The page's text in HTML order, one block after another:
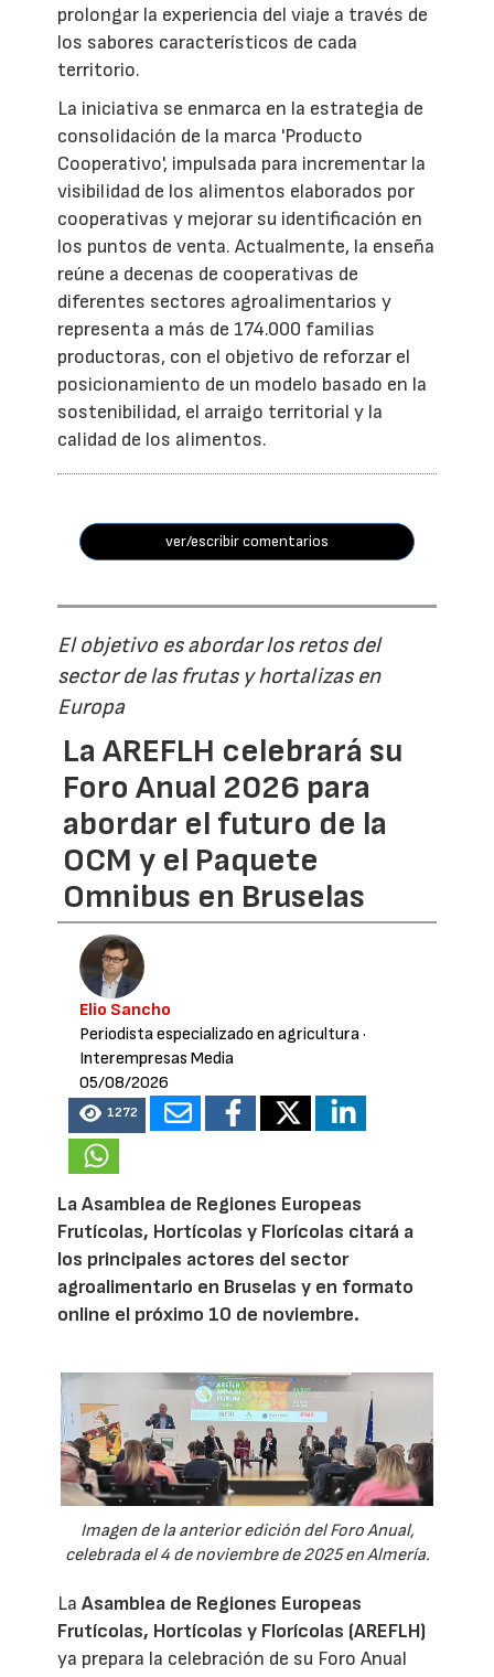
prolongar la experiencia del viaje a través de
los sabores característicos de cada
territorio.
La iniciativa se enmarca en la estrategia de
consolidación de la marca 'Producto
Cooperativo', impulsada para incrementar la
visibilidad de los alimentos elaborados por
cooperativas y mejorar su identificación en
los puntos de venta. Actualmente, la enseña
reúne a decenas de cooperativas de
diferentes sectores agroalimentarios y
representa a más de 174.000 familias
productoras, con el objetivo de reforzar el
posicionamiento de un modelo basado en la
sostenibilidad, el arraigo territorial y la
calidad de los alimentos.
ver/escribir comentarios
El objetivo es abordar los retos del
sector de las frutas y hortalizas en
Europa
La AREFLH celebrará su
Foro Anual 2026 para
abordar el futuro de la
OCM y el Paquete
Omnibus en Bruselas
Elio Sancho
Periodista especializado en agricultura·
Interempresas Media
05/08/2026
1272
La Asamblea de Regiones Europeas
Frutícolas, Hortícolas y Florícolas citará a
los principales actores del sector
agroalimentario en Bruselas y en formato
online el próximo 10 de noviembre.
Imagen de la anterior edición del Foro Anual,
celebrada el 4 de noviembre de 2025 en Almería.
LaAsamblea de Regiones Europeas
Frutícolas, Hortícolas y Florícolas (AREFLH)
ya prepara la celebración de su Foro Anual